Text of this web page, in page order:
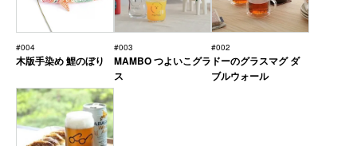
#004
木版手染め 鯉のぼり
#003
MAMBO つよいこグラ
ス
#002
ドーのグラスマグ ダ
ブルウォール